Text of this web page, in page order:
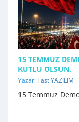
15 TEMMUZ
KUTLU OLSUN.
Yazar: Fast YAZILIM
15 Temmuz